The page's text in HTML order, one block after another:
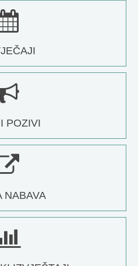
POZIVI
NABAVA